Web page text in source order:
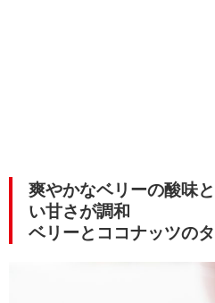
爽やかなベリーの酸味
い甘さが調和
ベリーとココナッツの